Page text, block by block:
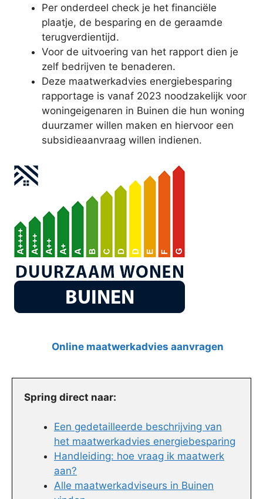
Per onderdeel check je het financiële
plaatje, de besparing en de geraamde
terugverdientijd.
Voor de uitvoering van het rapport dien je
zelf bedrijven te benaderen.
Deze maatwerkadvies energiebesparing
rapportage is vanaf 2023 noodzakelijk voor
woningeigenaren in Buinen die hun woning
duurzamer willen maken en hiervoor een
subsidieaanvraag willen indienen.
Online maatwerkadvies aanvragen
Spring direct naar:
Een gedetailleerde beschrijving van
het maatwerkadvies energiebesparing
Handleiding: hoe vraag ik maatwerk
aan?
Alle maatwerkadviseurs in Buinen